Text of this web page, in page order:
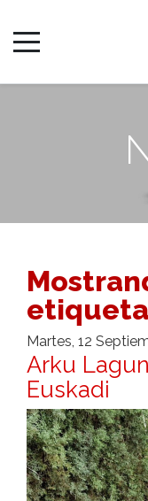
Martes, 12
Arku
Euskadi